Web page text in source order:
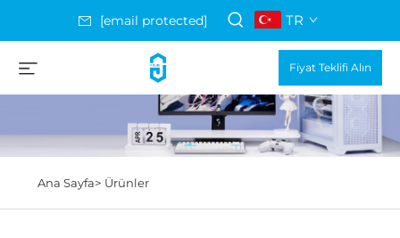
[email protected] TR
Fiyat Teklifi Alın
Ana Sayfa> Ürünler